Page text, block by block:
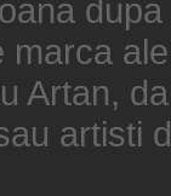
Artan,
artisti